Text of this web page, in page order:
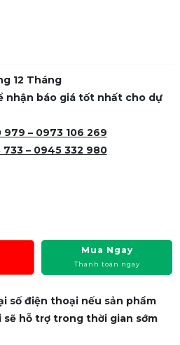
12 Tháng
nhận báo giá tốt nhất cho dự
979 – 0973 106 269
733 – 0945 332 980
Mua Ngay
Thanh toán ngay
số điện thoại nếu sản phẩm
hỗ trợ trong thời gian sớm